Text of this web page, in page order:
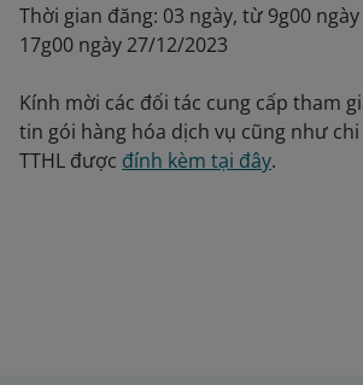
Thời gian đăng: 03 ngày, từ 9g00
17g00 ngày 27/12/2023
Kính mời các đối tác cung cấp tham
tin gói hàng hóa dịch vụ cũng như
TTHL được đính kèm tại đây.